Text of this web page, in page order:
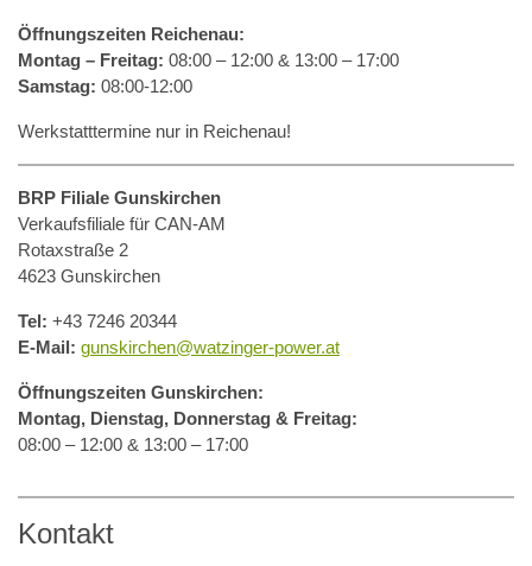
Öffnungszeiten Reichenau:
Montag – Freitag: 08:00 – 12:00 & 13:00 – 17:00
Samstag: 08:00-12:00
Werkstatttermine nur in Reichenau!
BRP Filiale Gunskirchen
Verkaufsfiliale für CAN-AM
Rotaxstraße 2
4623 Gunskirchen
Tel: +43 7246 20344
E-Mail: gunskirchen@watzinger-power.at
Öffnungszeiten Gunskirchen:
Montag, Dienstag, Donnerstag & Freitag:
08:00 – 12:00 & 13:00 – 17:00
Kontakt